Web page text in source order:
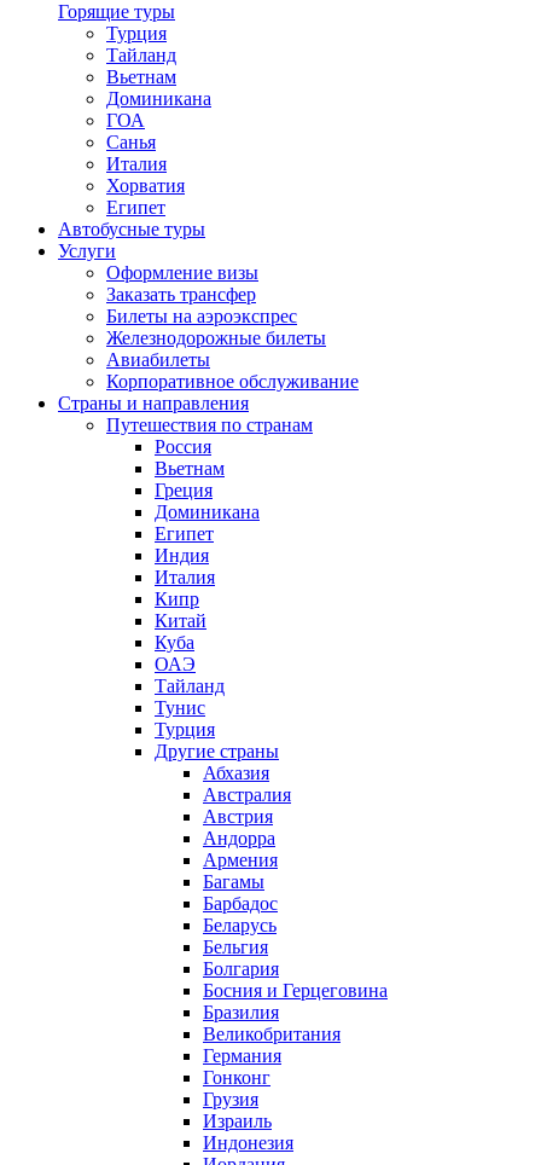
Горящие туры
Турция
Тайланд
Вьетнам
Доминикана
ГОА
Санья
Италия
Хорватия
Египет
Автобусные туры
Услуги
Оформление визы
Заказать трансфер
Билеты на аэроэкспрес
Железнодорожные билеты
Авиабилеты
Корпоративное обслуживание
Страны и направления
Путешествия по странам
Россия
Вьетнам
Греция
Доминикана
Египет
Индия
Италия
Кипр
Китай
Куба
ОАЭ
Тайланд
Тунис
Турция
Другие страны
Абхазия
Австралия
Австрия
Андорра
Армения
Багамы
Барбадос
Беларусь
Бельгия
Болгария
Босния и Герцеговина
Бразилия
Великобритания
Германия
Гонконг
Грузия
Израиль
Индонезия